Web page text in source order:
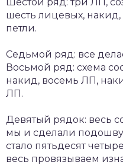
шесть лицевых,
петли.
Седьмой ряд: все
Восьмой ряд: схема
накид, восемь ЛП,
ЛП.
Девятый рядок: весь
мы и сделали
стало пятьдесят
весь провязываем